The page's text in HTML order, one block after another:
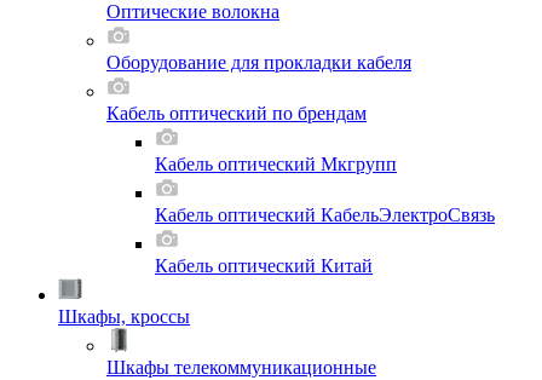
Оптические волокна
Оборудование для прокладки кабеля
Кабель оптический по брендам
Кабель оптический Мкгрупп
Кабель оптический КабельЭлектроСвязь
Кабель оптический Китай
Шкафы, кроссы
Шкафы телекоммуникационные